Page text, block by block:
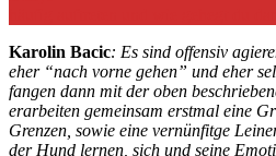
Karolin Bacic: Es sind offensiv
eher “nach vorne gehen” und eher
fangen dann mit der oben
erarbeiten gemeinsam erstmal eine
Grenzen, sowie eine vernünfitge
der Hund lernen, sich und seine